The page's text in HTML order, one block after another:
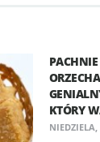
KTÓRY